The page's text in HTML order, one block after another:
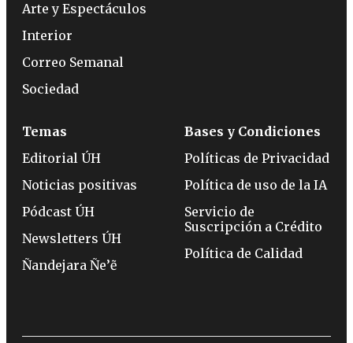
Arte y Espectáculos
Interior
Correo Semanal
Sociedad
Temas
Editorial ÚH
Noticias positivas
Pódcast ÚH
Newsletters ÚH
Ñandejara Ñe’ẽ
Bases y Condiciones
Políticas de Privacidad
Política de uso de la IA
Servicio de
Suscripción a Crédito
Política de Calidad